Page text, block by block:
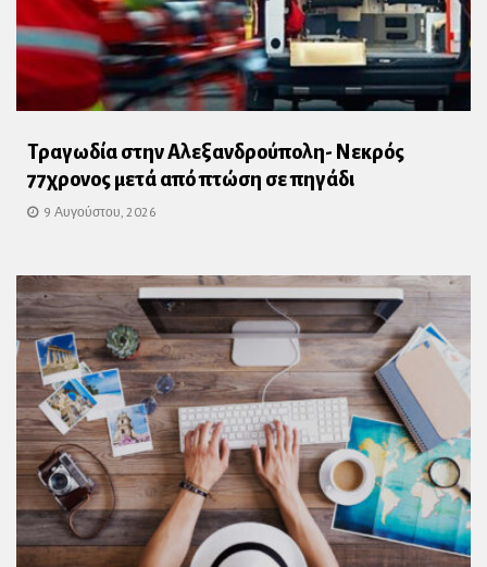
Τραγωδία στην Αλεξανδρούπολη- Νεκρός
77χρονος μετά από πτώση σε πηγάδι
9 Αυγούστου, 2026